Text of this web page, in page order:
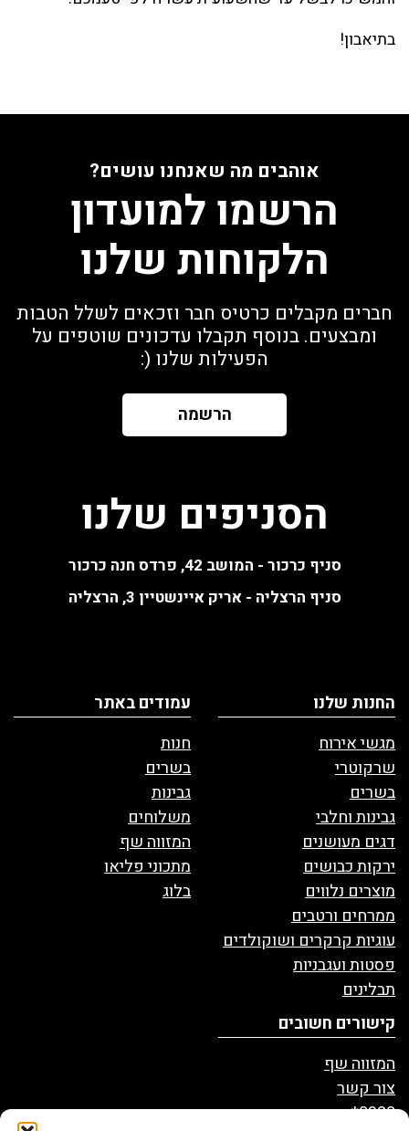
בתיאבון!
אוהבים מה שאנחנו עושים?
הרשמו למועדון
הלקוחות שלנו
חברים מקבלים כרטיס חבר וזכאים לשלל הטבות
ומבצעים. בנוסף תקבלו עדכונים שוטפים על
הפעילות שלנו (:
הרשמה
הסניפים שלנו
סניף כרכור - המושב 42, פרדס חנה כרכור
סניף הרצליה - אריק איינשטיין 3, הרצליה
החנות שלנו
מגשי אירוח
שרקוטרי
בשרים
גבינות וחלבי
דגים מעושנים
ירקות כבושים
מוצרים נלווים
ממרחים ורטבים
עוגיות קרקרים ושוקולדים
פסטות ועגבניות
תבלינים
עמודים באתר
חנות
בשרים
גבינות
משלוחים
המזווה שף
מתכוני פליאו
בלוג
קישורים חשובים
המזווה שף
צור קשר
8328*